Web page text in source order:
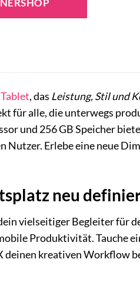
Tablet, das Leistung, Stil und
für alle, die unterwegs
und 256 GB Speicher
Erlebe eine neue
neu
vielseitiger Begleiter für
Produktivität. Tauche
deinen kreativen Workflow